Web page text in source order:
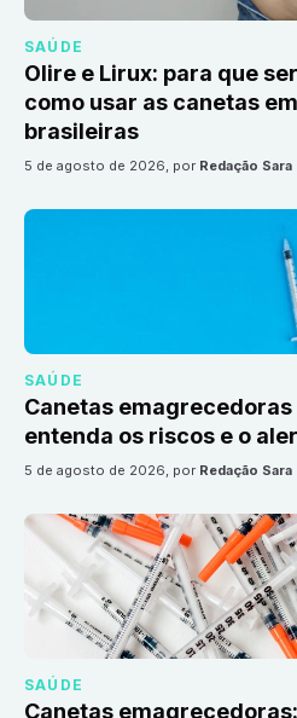
SAÚDE
Olire e Lirux: para que
como usar as canetas
brasileiras
5 de agosto de 2026, por Redação Sara
SAÚDE
Canetas
entenda os riscos e o
5 de agosto de 2026, por Redação Sara
SAÚDE
Canetas